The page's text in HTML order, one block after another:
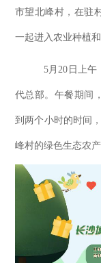
市望北峰村，在驻
一起进入农业种植
5月20日上午
代总部。午餐期间
到两个小时的时间
峰村的绿色生态农